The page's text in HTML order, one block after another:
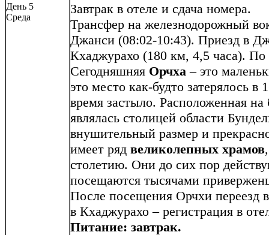
День 5
Среда
Завтрак в отеле и сдача номера.
Трансфер на железнодорожный
Джанси (08:02-10:43). Приезд в
Кхаджурахо (180 км, 4,5 часа).
Сегодняшняя Орчха – это
это место как-будто затерялось в
время застыло. Расположенная на
являлась столицей области
внушительный размер и
имеет ряд великолепных храмов
столетию. Они до сих пор
посещаются тысячами
После посещения Oрчхи переезд
в Кхаджурахо – регистрация в
Питание: завтрак.